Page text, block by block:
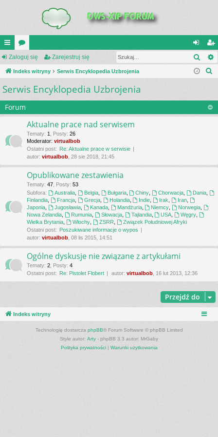
UI
C
K
_L
IN
S
or
a
al
og
si
ę
ar
ej
tru
j
Zaloguj się Zarejestruj się
Indeks witryny Serwis Encyklopedia Uzbrojenia
a
Serwis Encyklopedia Uzbrojenia
Forum
Aktualne prace nad serwisem
Tematy: 1 Posty: 26
Moderator: virtualbob
Ostatni post: Re: Aktualne prace w serwisie
autor: virtualbob , 28 sie 2018, 21:45
Opublikowane zestawienia
Tematy: 47 Posty: 53
Subfora:
Australia, Belgia, Bułgaria, Chiny Chorwacja Dania
Finlandia
Francja, Grecja, Holandia, Indie Irak Iran
Japonia
Jugosławia, Kanada, Mandżuria, Niemcy Norwegia
Nowa Zelandia
Rumunia, Słowacja, Tajlandia, USA Węgry
Wielka Brytania
Włochy, ZSRR
Związek Południowej Afryki
Ostatni post: Poszukiwane informacje o wypos
autor: virtualbob , 08 lis 2015, 14:51
Ogólne dyskusje nie związane z artykułami
Tematy: 2 Posty: 4
Ostatni post: Re: Pistolet Flobert autor: virtualbob , 16 lut 2013, 12:36
Przejdź do
Indeks witryny
Technologię dostarcza phpBB® Forum Software © phpBB Limited
Style autor: Arty - phpBB 3.3 autor: MrGaby
Polityka prywatności| Warunki użytkowania